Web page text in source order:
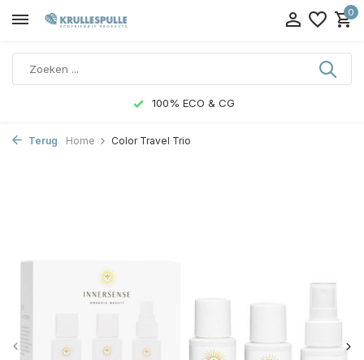
0
100% ECO & CG
Terug Home Color Travel Trio